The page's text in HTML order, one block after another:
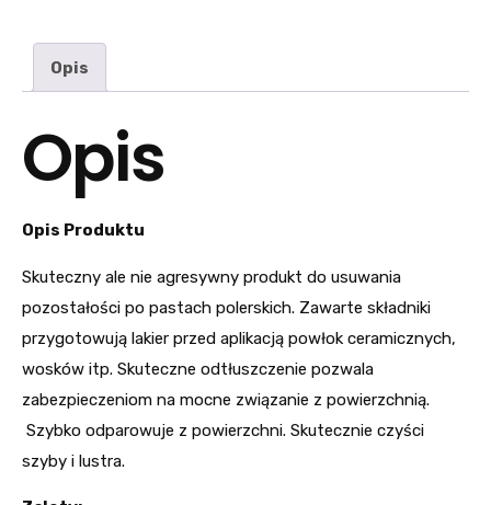
Opis
Opis
Opis Produktu
Skuteczny ale nie agresywny produkt do usuwania
pozostałości po pastach polerskich. Zawarte składniki
przygotowują lakier przed aplikacją powłok ceramicznych,
wosków itp. Skuteczne odtłuszczenie pozwala
zabezpieczeniom na mocne związanie z powierzchnią.
Szybko odparowuje z powierzchni. Skutecznie czyści
szyby i lustra.